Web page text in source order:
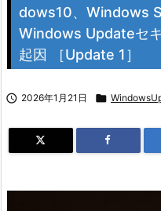
dows10、Windows
Windows Updateセ
起因 ［Update 1］
 2026年1月21日 